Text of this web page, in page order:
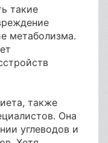
такие
метаболизма.
также
Она
углеводов и